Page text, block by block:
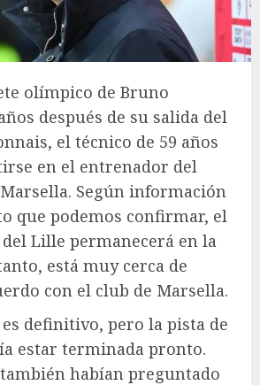
olímpico de Bruno
después de su salida del
el técnico de 59 años
en el entrenador del
Según información
que podemos confirmar, el
Lille permanecerá en la
está muy cerca de
con el club de Marsella.
definitivo, pero la pista de
estar terminada pronto.
habían preguntado